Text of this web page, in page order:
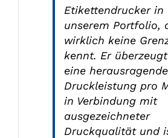
Etikettendrucker in
unserem Portfolio,
wirklich keine
kennt. Er
eine herausragende
Druckleistung pro
in Verbindung mit
ausgezeichneter
Druckqualität und